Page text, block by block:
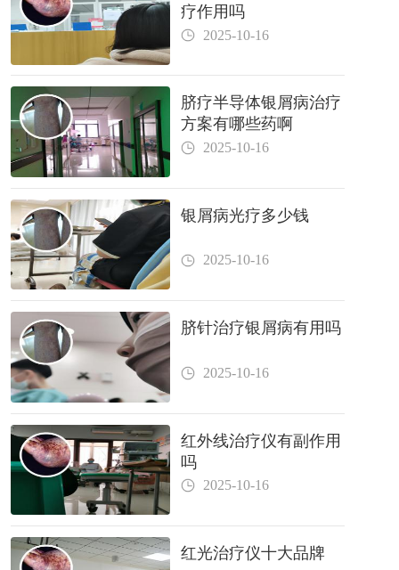
疗作用吗
2025-10-16
脐疗半导体银屑病治疗
方案有哪些药啊
2025-10-16
银屑病光疗多少钱
2025-10-16
脐针治疗银屑病有用吗
2025-10-16
红外线治疗仪有副作用
吗
2025-10-16
红光治疗仪十大品牌